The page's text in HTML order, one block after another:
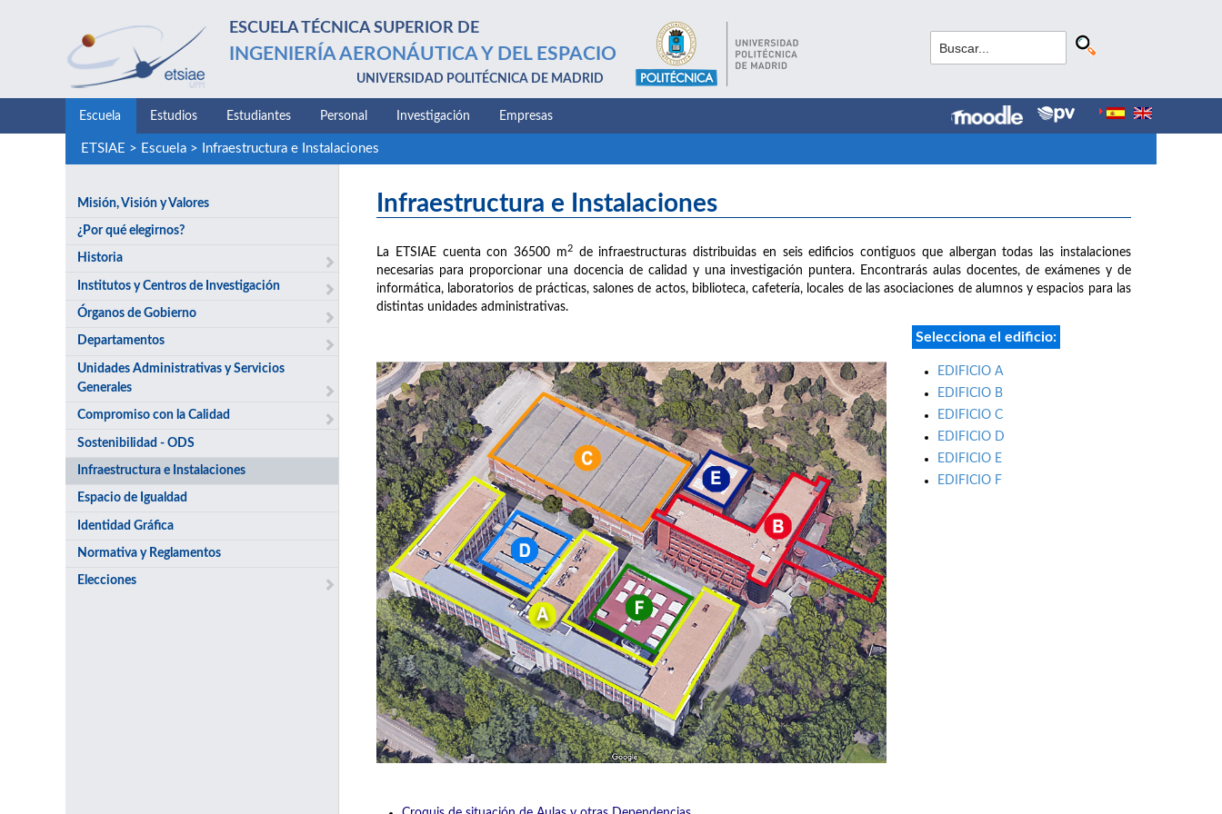
ESCUELA TÉCNICA SUPERIOR DE
INGENIERÍA AERONÁUTICA Y DEL ESPACIO
UNIVERSIDAD POLITÉCNICA DE MADRID
Escuela Estudios Estudiantes Personal Investigación Empresas
ETSIAE > Escuela> Infraestructura e Instalaciones
Misión, Visión y Valores
¿Por qué elegirnos?
Historia
Institutos y Centros de Investigación
Órganos de Gobierno
Departamentos
Unidades Administrativas y Servicios
Generales
Compromiso con la Calidad
Sostenibilidad - ODS
Infraestructura e Instalaciones
Espacio de Igualdad
Identidad Gráfica
Normativa y Reglamentos
Elecciones
Infraestructura e Instalaciones
La ETSIAE cuenta con 36500 m2de infraestructuras distribuidas en seis edificios contiguos que albergan todas las instalaciones
necesarias para proporcionar una docencia de calidad y una investigación puntera. Encontrarás aulas docentes, de exámenes y de
informática, laboratorios de prácticas, salones de actos, biblioteca, cafetería, locales de las asociaciones de alumnos y espacios para las
distintas unidades administrativas.
Selecciona el edificio:
EDIFICIO A
EDIFICIO B
EDIFICIO C
EDIFICIO D
EDIFICIO E
EDIFICIO F